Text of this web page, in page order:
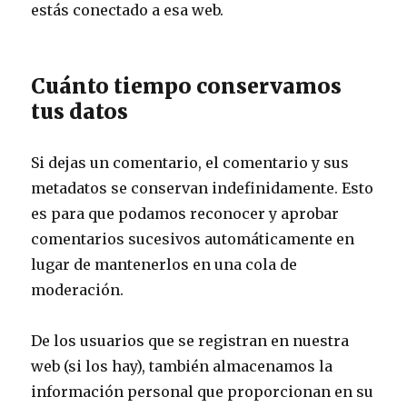
estás conectado a esa web.
Cuánto tiempo conservamos
tus datos
Si dejas un comentario, el comentario y sus
metadatos se conservan indefinidamente. Esto
es para que podamos reconocer y aprobar
comentarios sucesivos automáticamente en
lugar de mantenerlos en una cola de
moderación.
De los usuarios que se registran en nuestra
web (si los hay), también almacenamos la
información personal que proporcionan en su